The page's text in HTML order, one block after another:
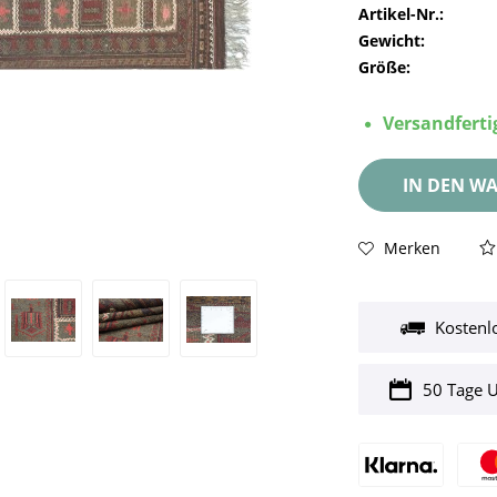
Artikel-Nr.:
Gewicht:
Größe:
IN DEN
Merken
50 Tage